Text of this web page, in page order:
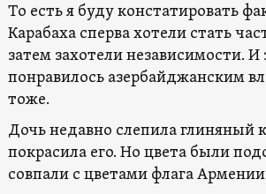
То есть я буду констатировать
Карабаха сперва хотели стать
затем захотели независимости. И
понравилось азербайджанским
тоже.
Дочь недавно слепила глиняный
покрасила его. Но цвета были
совпали с цветами флага